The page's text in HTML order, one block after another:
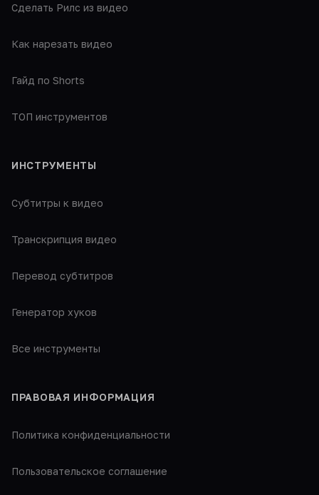
Сделать Рилс из видео
Как нарезать видео
Гайд по Shorts
ТОП инструментов
ИНСТРУМЕНТЫ
Субтитры к видео
Транскрипция видео
Перевод субтитров
Генератор хуков
Все инструменты
ПРАВОВАЯ ИНФОРМАЦИЯ
Политика конфиденциальности
Пользовательское соглашение